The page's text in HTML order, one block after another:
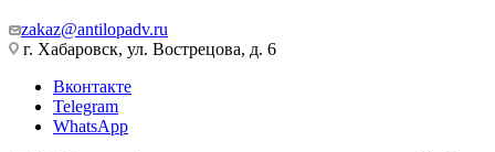
zakaz@antilopadv.ru
г. Хабаровск, ул. Вострецова, д. 6
Вконтакте
Telegram
WhatsApp